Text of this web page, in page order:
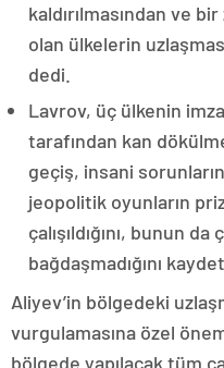
kaldırılmasından ve
olan ülkelerin
dedi.
Lavrov, üç ülkenin
tarafından kan
geçiş, insani
jeopolitik oyunların
çalışıldığını, bunun
bağdaşmadığını
Aliyev’in bölgedeki
vurgulamasına özel
bölgede yapılacak tüm